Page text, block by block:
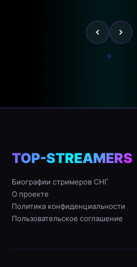
TOP-STREAMERS
Биографии стримеров СНГ
О проекте
Политика конфиденциальности
Пользовательское соглашение